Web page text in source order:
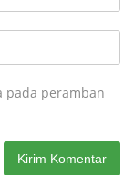
pada peramban